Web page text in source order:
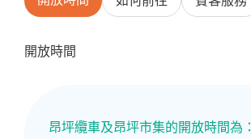
開放時間
昂坪纜車及昂坪市集的開放時間為：